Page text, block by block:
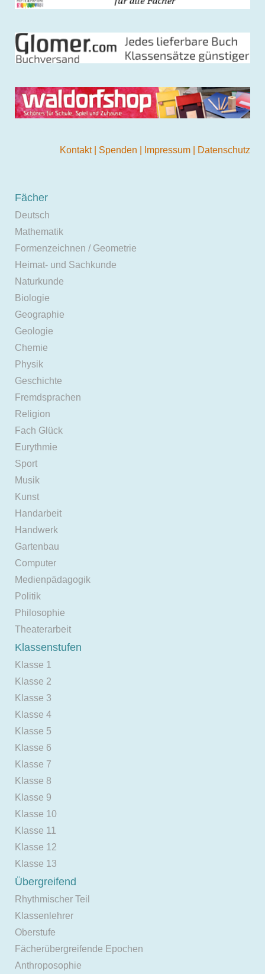
Kontakt Spenden Impressum Datenschutz
Fächer
Deutsch
Mathematik
Formenzeichnen / Geometrie
Heimat- und Sachkunde
Naturkunde
Biologie
Geographie
Geologie
Chemie
Physik
Geschichte
Fremdsprachen
Religion
Fach Glück
Eurythmie
Sport
Musik
Kunst
Handarbeit
Handwerk
Gartenbau
Computer
Medienpädagogik
Politik
Philosophie
Theaterarbeit
Klassenstufen
Klasse 1
Klasse 2
Klasse 3
Klasse 4
Klasse 5
Klasse 6
Klasse 7
Klasse 8
Klasse 9
Klasse 10
Klasse 11
Klasse 12
Klasse 13
Übergreifend
Rhythmischer Teil
Klassenlehrer
Oberstufe
Fächerübergreifende Epochen
Anthroposophie